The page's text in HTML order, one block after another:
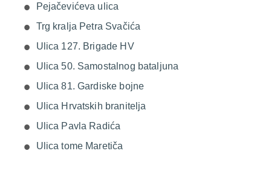
Pejačevićeva ulica
Trg kralja Petra Svačića
Ulica 127. Brigade HV
Ulica 50. Samostalnog bataljuna
Ulica 81. Gardiske bojne
Ulica Hrvatskih branitelja
Ulica Pavla Radića
Ulica tome Maretiča